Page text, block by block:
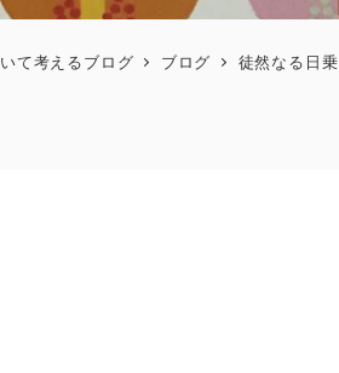
て考えるブログ ブログ 徒然なる日乗